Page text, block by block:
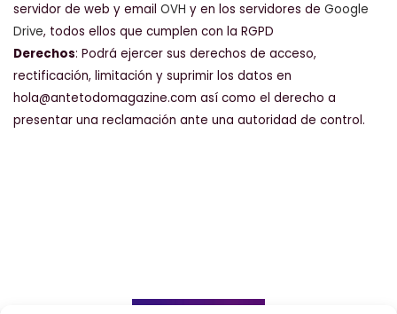
servidor de web y email OVH y en los servidores de Google
Drive, todos ellos que cumplen con la RGPD
Derechos: Podrá ejercer sus derechos de acceso,
rectificación, limitación y suprimir los datos en
hola@antetodomagazine.com así como el derecho a
presentar una reclamación ante una autoridad de control.